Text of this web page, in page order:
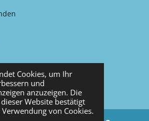
Cookies, um Ihr
und
anzuzeigen. Die
Website bestätigt
von Cookies.